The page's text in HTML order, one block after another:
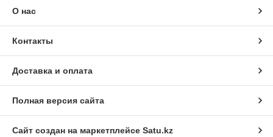
О нас
Контакты
Доставка и оплата
Полная версия сайта
Сайт создан на маркетплейсе Satu.kz